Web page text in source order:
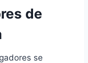
de
se